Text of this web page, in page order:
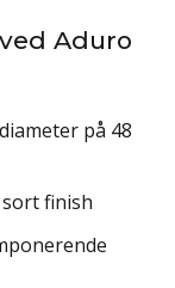
Aduro
på 48
finish